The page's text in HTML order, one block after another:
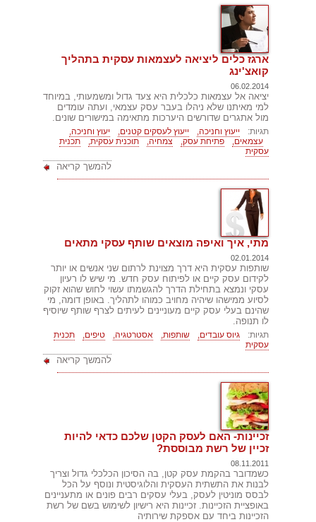
ארגז כלים ליציאה לעצמאות עסקית בתהליך
קואצ'ינג
06.02.2014
יציאה אל עצמאות כלכלית היא צעד גדול ומשמעותי, במיוחד
למי מאיתנו שלא ניהלו בעבר עסק עצמאי, ועתה עומדים
מול אתגרים שדורשים היערכות מתאימה במישורים שונים.
תגיות: ייעוץ וחניכה, ייעוץ לעסקים קטנים,
יעוץ וחניכה,
עצמאים,
פתיחת עסק, צמחיה, תוכנית עסקית,
תכנית
עסקית
להמשך קריאה
מתי, איך ואיפה מוצאים שותף עסקי מתאים
02.01.2014
שותפות עסקית היא דרך מצוינת לרתום שני אנשים או יותר
לקידום עסק קיים או לפיתוח עסק חדש. מי שיש לו רעיון
עסקי ונמצא בתחילת הדרך להגשמתו עשוי לחוש שהוא זקוק
לסיוע ממישהו שיהיה מחויב כמוהו לתהליך. באופן דומה, מי
שהינם בעלי עסק קיים מעוניינים לעיתים לצרף שותף שיוסיף
לו תנופה.
תגיות: גיוס עובדים, שותפות, אסטרטגיה, טיפים,
תכנית
עסקית
להמשך קריאה
זכיינות- האם לעסק הקטן שלכם כדאי להיות
זכיין של רשת מבוססת?
08.11.2011
כשמדובר בהקמת עסק קטן, בה הסיכון הכלכלי גדול וצריך
לבנות את התשתית העסקית והלוגיסטית ונוסף על הכל
לבסס מוניטין לעסק, בעלי עסקים רבים פונים או מתעניינים
באופציית הזכיינות. זכיינות היא רישיון לשימוש בשם של רשת
הזכיינות ביחד עם אספקת שירותיה